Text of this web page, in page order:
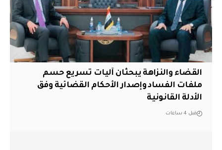
القضاء والنزاهة يبحثان آليات تسريع حسم
ملفات الفساد وإصدار الأحكام القضائية وفق
الأدلة القانونية
قبل 4 ساعات